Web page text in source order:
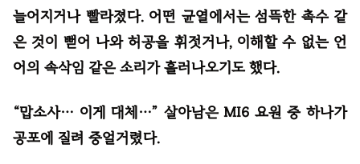
늘어지거나 빨라졌다. 어떤 균열에서는 섬뜩한 촉수 같
은 것이 뻗어 나와 허공을 휘젓거나, 이해할 수 없는 언
어의 속삭임 같은 소리가 흘러나오기도 했다.
“맙소사… 이게 대체…” 살아남은 MI6 요원 중 하나가
공포에 질려 중얼거렸다.